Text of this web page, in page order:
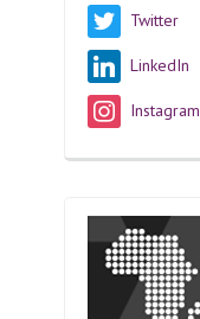
Twitter
LinkedIn
Instagram